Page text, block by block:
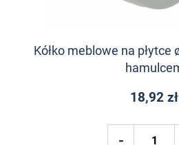
Kółko meblowe na
18,92 zł